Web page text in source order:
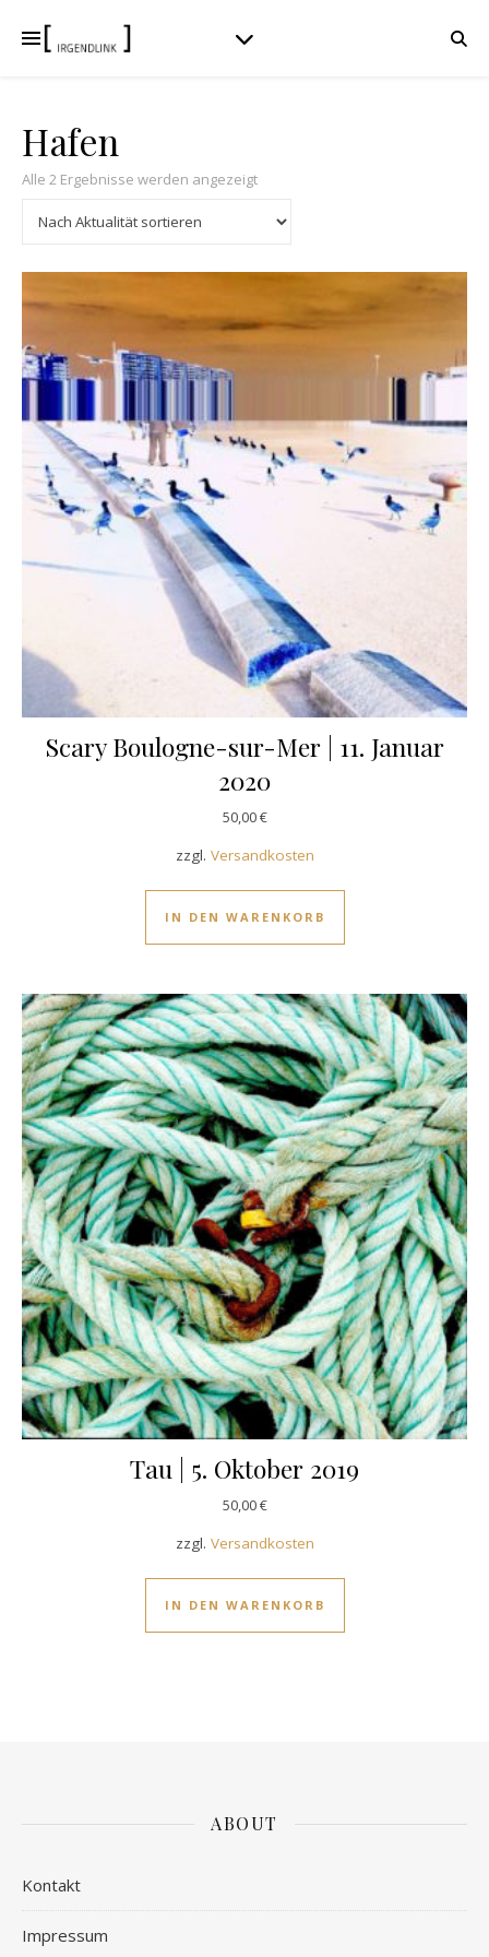
Hafen
Alle 2 Ergebnisse werden angezeigtNach Aktualität sortiert
Scary Boulogne-sur-Mer | 11. Januar
2020
50,00€
zzgl. Versandkosten
IN DEN WARENKORB
Tau | 5. Oktober 2019
50,00€
zzgl. Versandkosten
IN DEN WARENKORB
ABOUT
Kontakt
Impressum